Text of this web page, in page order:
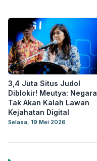
3,4 Juta Situs Judol
Diblokir! Meutya: Negara
Tak Akan Kalah Lawan
Kejahatan Digital
Selasa, 19 Mei 2026